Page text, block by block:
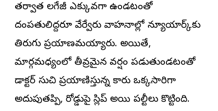
తర్వాత లగేజీ ఎక్కువగా ఉండటంతో
దంపతులిద్దరూ వేర్వేరు వాహనాల్లో న్యూయార్క్‌కు
తిరుగు ప్రయాణమయ్యారు. అయితే,
మార్గమధ్యంలో తీవ్రమైన వర్షం పడుతుండటంతో
డాక్టర్ సుచి ప్రయాణిస్తున్న కారు ఒక్కసారిగా
అదుపుతప్పి, రోడ్డుపై స్లిప్ అయి పల్టీలు కొట్టింది.